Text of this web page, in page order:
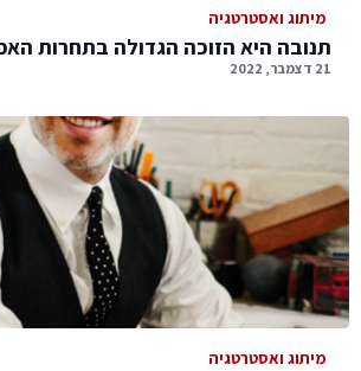
מיתוג ואסטרטגיה
תנובה היא הזוכה הגדולה בתחרות
21 דצמבר, 2022
מיתוג ואסטרטגיה